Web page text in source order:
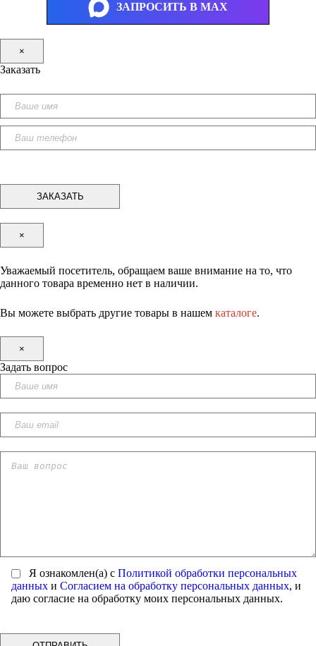
ЗАПРОСИТЬ В MAX
×
Заказать
×
Уважаемый посетитель, обращаем ваше внимание на то, что
данного товара временно нет в наличии.
Вы можете выбрать другие товары в нашем каталоге.
×
Задать вопрос
Я ознакомлен(а) с Политикой обработки персональных
данных и Согласием на обработку персональных данных, и
даю согласие на обработку моих персональных данных.